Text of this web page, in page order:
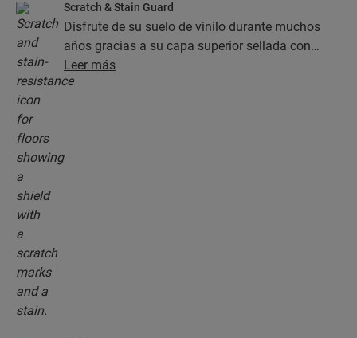
Scratch & Stain Guard
Disfrute de su suelo de vinilo durante muchos
años gracias a su capa superior sellada con
tecnología Stain Guard y Scratch Guard. Esta
capa garantiza una protección superior frente a
Leer más